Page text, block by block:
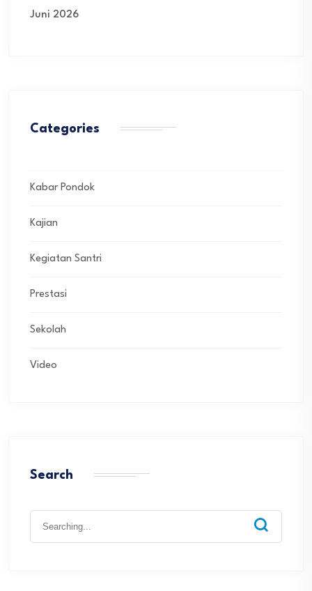
Juni 2026
Categories
Kabar Pondok
Kajian
Kegiatan Santri
Prestasi
Sekolah
Video
Search